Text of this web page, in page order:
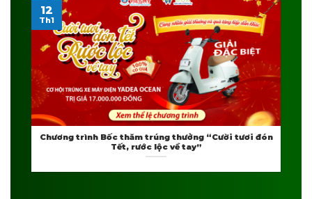
Chương trình Bốc thăm trúng thưởng “Cười tươi đón
Tết, rước lộc về tay”
12
Th1